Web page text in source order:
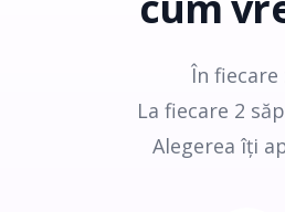
În fiecare
La fiecare 2
Alegerea îți